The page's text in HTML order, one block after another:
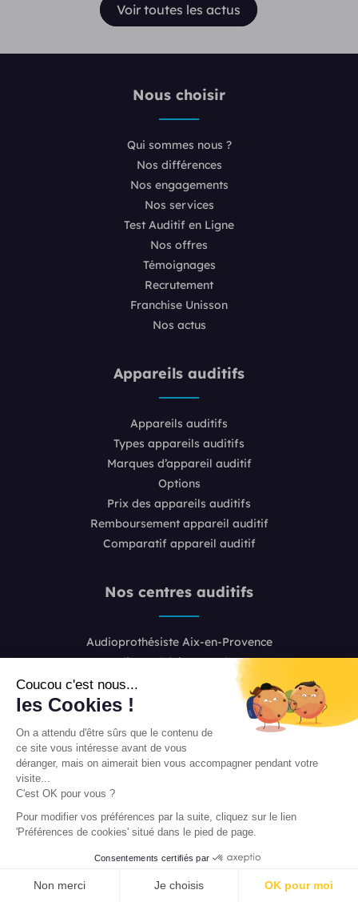
Coucou c'est nous...
les Cookies !
On a attendu d'être sûrs que le contenu de
ce site vous intéresse avant de vous
déranger, mais on aimerait bien vous accompagner pendant votre
visite...
C'est OK pour vous ?
Pour modifier vos préférences par la suite, cliquez sur le lien
'Préférences de cookies' situé dans le pied de page.
Consentements certifiés par
Non merci Je choisis OK pour moi
Voir toutes les actus
Nous choisir
Qui sommes nous ?
Nos différences
Nos engagements
Nos services
Test Auditif en Ligne
Nos offres
Témoignages
Recrutement
Franchise Unisson
Nos actus
Appareils auditifs
Appareils auditifs
Types appareils auditifs
Marques d’appareil auditif
Options
Prix des appareils auditifs
Remboursement appareil auditif
Comparatif appareil auditif
Nos centres auditifs
Audioprothésiste Aix-en-Provence
Audioprothésiste Bordeaux
Audioprothésiste Boulogne-Billancourt
Audioprothésiste Colombes
Audioprothésiste Lyon 2
Audioprothésiste Lyon 6
Audioprothésiste Paris 8
Audioprothésiste Paris 16
Audioprothésiste Paris 20
Audioprothésiste Toulouse